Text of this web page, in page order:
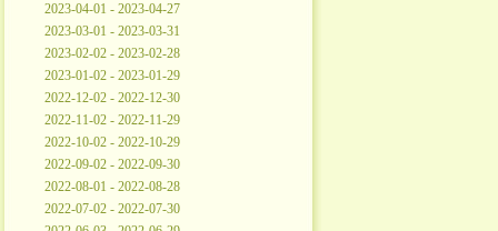
2023-04-01 - 2023-04-27
2023-03-01 - 2023-03-31
2023-02-02 - 2023-02-28
2023-01-02 - 2023-01-29
2022-12-02 - 2022-12-30
2022-11-02 - 2022-11-29
2022-10-02 - 2022-10-29
2022-09-02 - 2022-09-30
2022-08-01 - 2022-08-28
2022-07-02 - 2022-07-30